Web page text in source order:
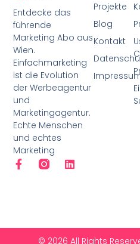
Entdecke das
führende
Marketing Abo aus
Wien.
Einfachmarketing
ist die Evolution
der Werbeagentur
und
Marketingagentur.
Echte Menschen
und echtes
Marketing
Projekte
Blog
Kontakt
© 2026 All Rights